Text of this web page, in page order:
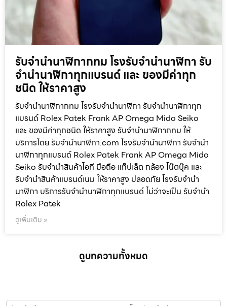
รับจำนำนาฬิกากทม โรงรับจำนำนาฬิกา รับ
จำนำนาฬิกาทุกแบรนด์ และ ของมีค่าทุก
ชนิด ให้ราคาสูง
รับจำนำนาฬิกากทม โรงรับจำนำนาฬิกา รับจำนำนาฬิกาทุก
แบรนด์ Rolex Patek Frank AP Omega Mido Seiko
และ ของมีค่าทุกชนิด ให้ราคาสูง รับจำนำนาฬิกากทม ให้
บริการโดย รับจํานํานาฬิกา.com โรงรับจำนำนาฬิกา รับจำนำ
นาฬิกาทุกแบรนด์ Rolex Patek Frank AP Omega Mido
Seiko รับจำนำสินค้าไอที มือถือ แท็ปเล็ต กล้อง โน๊ตบุ๊ค และ
รับจำนำสินค้าแบรนด์เนม ให้ราคาสูง ปลอดภัย โรงรับจำนำ
นาฬิกา บริการรับจำนำนาฬิกาทุกแบรนด์ ไม่ว่าจะเป็น รับจำนำ
Rolex Patek
ดูเพิ่มเติม »
ดูบทความทั้งหมด